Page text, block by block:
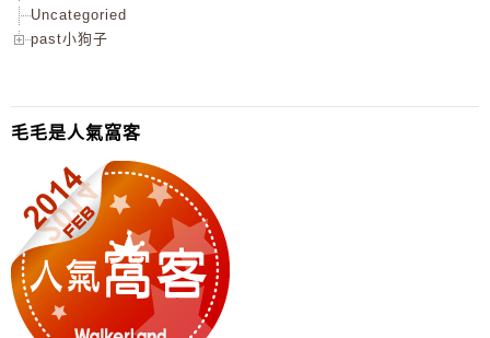
Uncategoried
past小狗子
毛毛是人氣窩客